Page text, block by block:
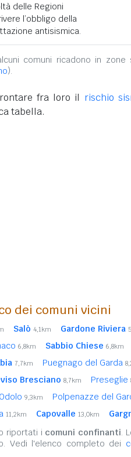
delle Regioni
l’obbligo della
antisismica.
comuni ricadono in zone
).
fra loro il rischio
tabella.
dei comuni vicini
Salò 4,1km Gardone Riviera
6,8km Sabbio Chiese 6,8km
7,7km Puegnago del Garda
Bresciano 8,7km Preseglie
Odolo 9,3km Polpenazze del
11,2km Capovalle 13,0km
riportati i comuni confinanti.
Vedi l'elenco completo dei